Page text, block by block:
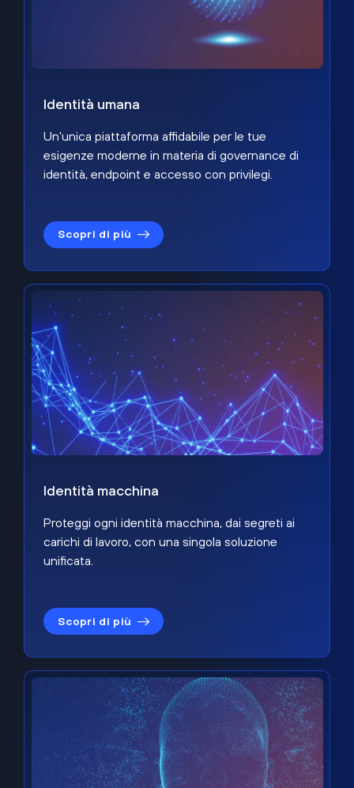
Identità umana
Un'unica piattaforma affidabile per le tue
esigenze moderne in materia di governance di
identità, endpoint e accesso con privilegi.
Scopri di più
Identità macchina
Proteggi ogni identità macchina, dai segreti ai
carichi di lavoro, con una singola soluzione
unificata.
Scopri di più